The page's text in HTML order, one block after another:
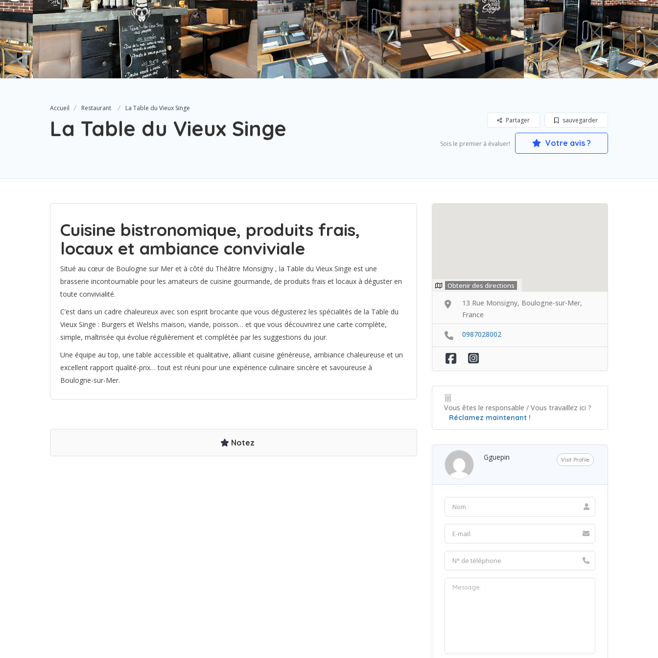
Accueil Restaurant La Table du Vieux Singe
La Table du Vieux Singe sauvegarder
Partager
Sois le premier à évaluer! Votre avis ?
Cuisine bistronomique, produits frais,
locaux et ambiance conviviale
Situé au cœur de Boulogne sur Mer et à côté du Théâtre Monsigny , la Table du Vieux Singe est une
brasserie incontournable pour les amateurs de cuisine gourmande, de produits frais et locaux à déguster en
toute convivialité.
C’est dans un cadre chaleureux avec son esprit brocante que vous dégusterez les spécialités de la Table du
Vieux Singe : Burgers et Welshs maison, viande, poisson… et que vous découvrirez une carte complète,
simple, maîtrisée qui évolue régulièrement et complétée par les suggestions du jour.
Une équipe au top, une table accessible et qualitative, alliant cuisine généreuse, ambiance chaleureuse et un
excellent rapport qualité-prix… tout est réuni pour une expérience culinaire sincère et savoureuse à
Boulogne-sur-Mer.
Notez
Obtenir des directions
13 Rue Monsigny, Boulogne-sur-Mer,
France
0987028002
Vous êtes le responsable / Vous travaillez ici ?
Réclamez maintenant !
Gguepin Visit Profile